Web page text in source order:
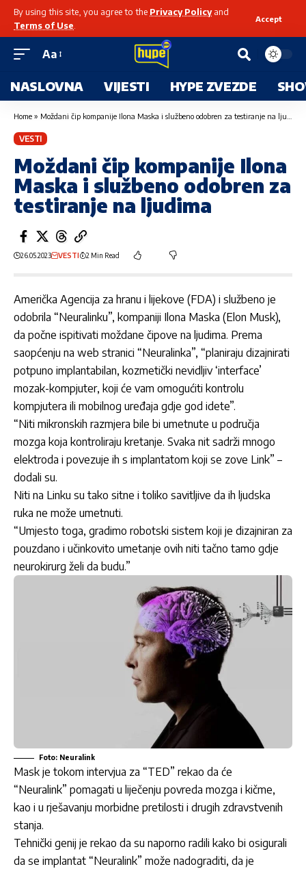
By using this site, you agree to the Privacy Policyand
Terms of Use
Accept
Aa
NASLOVNA VIJESTI HYPE ZVEZDE
Home » Moždani čip kompanije Ilona Maska i službeno odobren za testiranje na ljudima
VESTI
Moždani čip kompanije Ilona
Maska i službeno odobren za
testiranje na ljudima
26.05.2023 VESTI 2 Min Read
Američka Agencija za hranu i lijekove (FDA) i službeno je
odobrila “Neuralinku”, kompaniji Ilona Maska (Elon Musk),
da počne ispitivati moždane čipove na ljudima. Prema
saopćenju na web stranici “Neuralinka”, “planiraju dizajnirati
potpuno implantabilan, kozmetički nevidljiv ‘interface’
mozak-kompjuter, koji će vam omogućiti kontrolu
kompjutera ili mobilnog uređaja gdje god idete”.
“Niti mikronskih razmjera bile bi umetnute u područja
mozga koja kontroliraju kretanje. Svaka nit sadrži mnogo
elektroda i povezuje ih s implantatom koji se zove Link” –
dodali su.
Niti na Linku su tako sitne i toliko savitljive da ih ljudska
ruka ne može umetnuti.
“Umjesto toga, gradimo robotski sistem koji je dizajniran za
pouzdano i učinkovito umetanje ovih niti tačno tamo gdje
neurokirurg želi da budu.”
Foto: Neuralink
Mask je tokom intervjua za “TED” rekao da će
“Neuralink” pomagati u liječenju povreda mozga i kičme,
kao i u rješavanju morbidne pretilosti i drugih zdravstvenih
stanja.
Tehnički genij je rekao da su naporno radili kako bi osigurali
da se implantat “Neuralink” može nadograditi, da je